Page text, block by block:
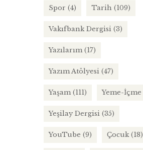
Spor (4) Tarih (109)
Vakıfbank Dergisi (3)
Yazılarım (17)
Yazım Atölyesi (47)
Yaşam (111) Yeme-İçme
Yeşilay Dergisi (35)
YouTube (9) Çocuk(18)